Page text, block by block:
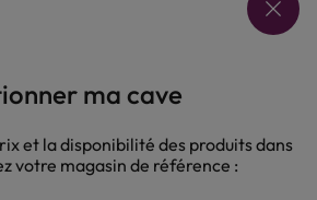
POUR LA SANTÉ, À CONSOMMER AVEC MODÉRATION.
ma cave
et la disponibilité des produits dans
votre magasin de référence :